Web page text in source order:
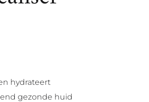
hydrateert
gezonde huid